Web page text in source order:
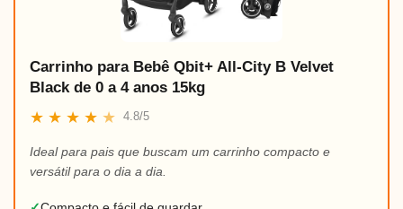
Carrinho para Bebê Qbit+ All-City B Velvet
Black de 0 a 4 anos 15kg
★ ★ ★ ★ ★ 4.8/5
Ideal para pais que buscam um carrinho compacto e
versátil para o dia a dia.